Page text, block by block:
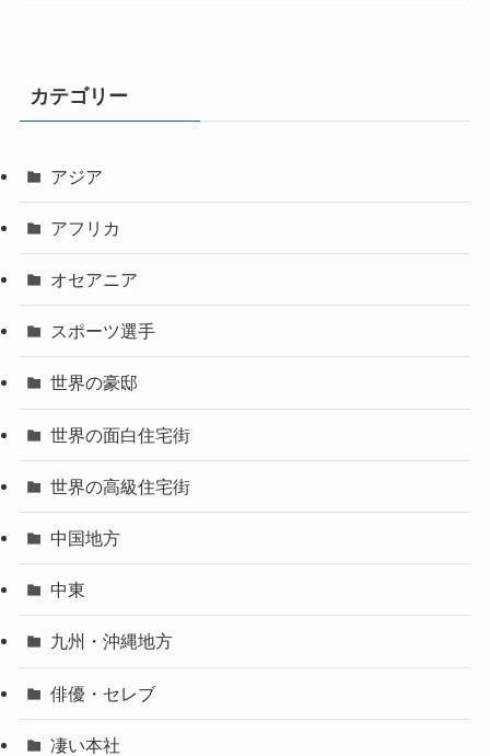
カテゴリー
アジア
アフリカ
オセアニア
スポーツ選手
世界の豪邸
世界の面白住宅街
世界の高級住宅街
中国地方
中東
九州・沖縄地方
俳優・セレブ
凄い本社